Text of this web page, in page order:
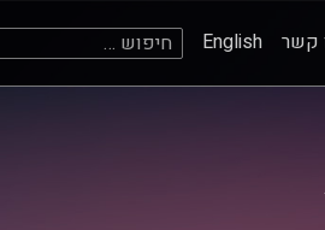
קשר English חיפוש: